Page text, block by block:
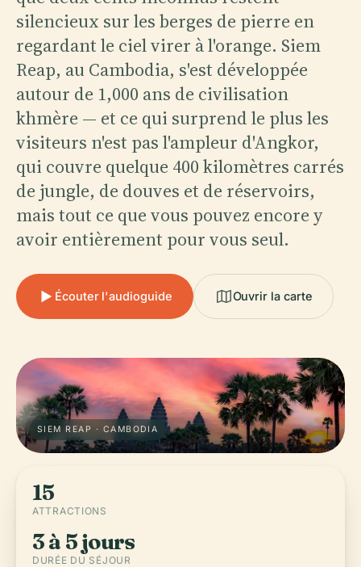
silencieux sur les berges de pierre en
regardant le ciel virer à l'orange. Siem
Reap, au Cambodia, s'est développée
autour de 1,000 ans de civilisation
khmère — et ce qui surprend le plus les
visiteurs n'est pas l'ampleur d'Angkor,
qui couvre quelque 400 kilomètres carrés
de jungle, de douves et de réservoirs,
mais tout ce que vous pouvez encore y
avoir entièrement pour vous seul.
Écouter l'audioguide Ouvrir la carte
SIEM REAP · CAMBODIA
15
ATTRACTIONS
3 à 5 jours
DURÉE DU SÉJOUR